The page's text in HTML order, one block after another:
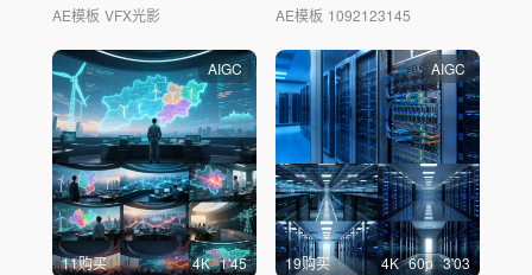
AE模板 VFX光影 AE模板 1092123145
AIGC
11购买 4K 1'45
AIGC
19购买 4K 60p 3'03